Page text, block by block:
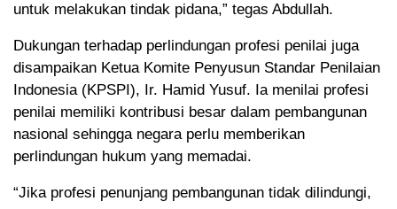
untuk melakukan tindak pidana,” tegas Abdullah.
Dukungan terhadap perlindungan profesi penilai juga
disampaikan Ketua Komite Penyusun Standar Penilaian
Indonesia (KPSPI), Ir. Hamid Yusuf. Ia menilai profesi
penilai memiliki kontribusi besar dalam pembangunan
nasional sehingga negara perlu memberikan
perlindungan hukum yang memadai.
“Jika profesi penunjang pembangunan tidak dilindungi,